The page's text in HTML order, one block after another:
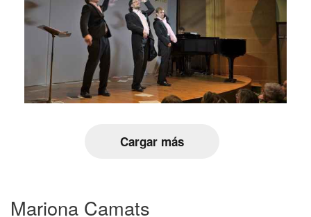
Cargar más
Mariona Camats